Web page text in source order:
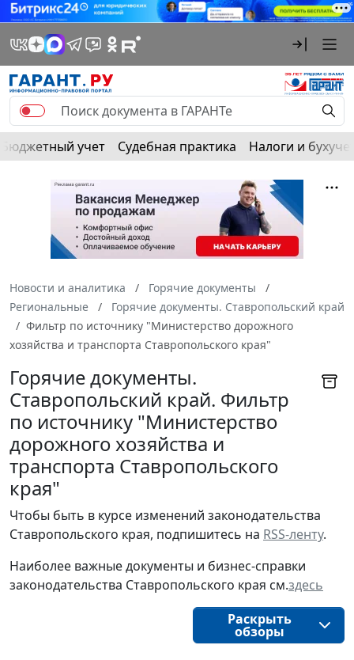
Бюджетный учет Судебная практика Налоги и
Новости и аналитика
Горячие документы
Региональные
Горячие документы. Ставропольский край
Фильтр по источнику "Министерство дорожного
хозяйства и транспорта Ставропольского края"
Горячие документы.
Ставропольский край. Фильтр
по источнику "Министерство
дорожного хозяйства и
транспорта Ставропольского
края"
Чтобы быть в курсе изменений законодательства
Ставропольского края, подпишитесь на RSS-ленту.
Наиболее важные документы и бизнес-справки
законодательства Ставропольского края см.здесь
Раскрыть
обзоры